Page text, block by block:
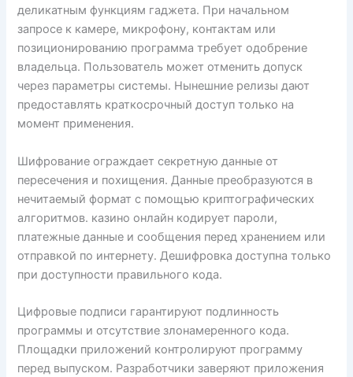
деликатным функциям гаджета. При начальном
запросе к камере, микрофону, контактам или
позиционированию программа требует одобрение
владельца. Пользователь может отменить допуск
через параметры системы. Нынешние релизы дают
предоставлять краткосрочный доступ только на
момент применения.
Шифрование ограждает секретную данные от
пересечения и похищения. Данные преобразуются в
нечитаемый формат с помощью криптографических
алгоритмов. казино онлайн кодирует пароли,
платежные данные и сообщения перед хранением или
отправкой по интернету. Дешифровка доступна только
при доступности правильного кода.
Цифровые подписи гарантируют подлинность
программы и отсутствие злонамеренного кода.
Площадки приложений контролируют программу
перед выпуском. Разработчики заверяют приложения